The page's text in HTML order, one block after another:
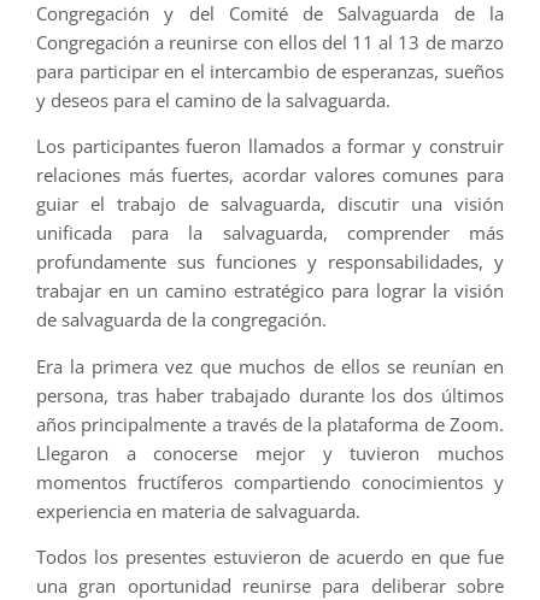
Congregación y del Comité de Salvaguarda de la
Congregación a reunirse con ellos del 11 al 13 de marzo
para participar en el intercambio de esperanzas, sueños
y deseos para el camino de la salvaguarda.
Los participantes fueron llamados a formar y construir
relaciones más fuertes, acordar valores comunes para
guiar el trabajo de salvaguarda, discutir una visión
unificada para la salvaguarda, comprender más
profundamente sus funciones y responsabilidades, y
trabajar en un camino estratégico para lograr la visión
de salvaguarda de la congregación.
Era la primera vez que muchos de ellos se reunían en
persona, tras haber trabajado durante los dos últimos
años principalmente a través de la plataforma de Zoom.
Llegaron a conocerse mejor y tuvieron muchos
momentos fructíferos compartiendo conocimientos y
experiencia en materia de salvaguarda.
Todos los presentes estuvieron de acuerdo en que fue
una gran oportunidad reunirse para deliberar sobre